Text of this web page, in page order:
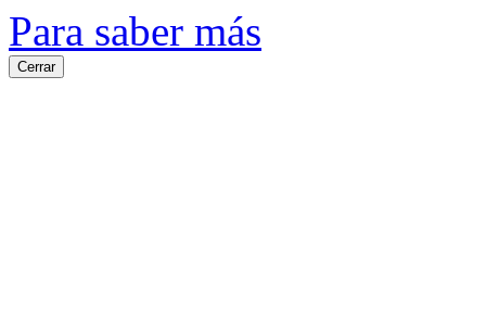
Para saber más
Cerrar